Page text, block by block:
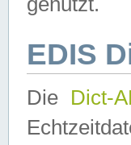
EDIS
Die Dict-